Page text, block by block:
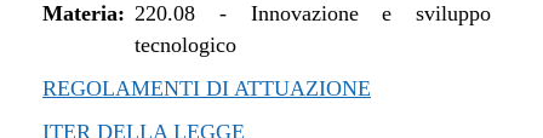
Materia: 220.08- Innovazione e sviluppo
tecnologico
REGOLAMENTI DI ATTUAZIONE
ITER DELLA LEGGE